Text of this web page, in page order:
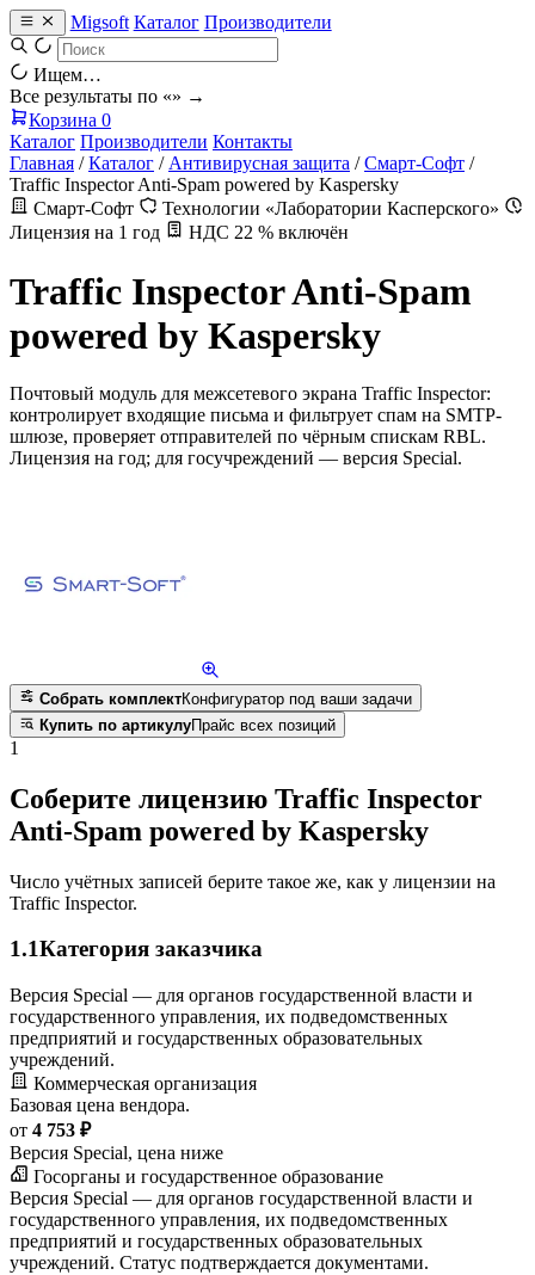
Migsoft Каталог Производители
Ищем…
Все результаты по «» →
Корзина 0
Каталог Производители Контакты
Главная / Каталог / Антивирусная защита / Смарт-Софт /
Traffic Inspector Anti-Spam powered by Kaspersky
Смарт-Софт
Технологии «Лаборатории Касперского»
Лицензия на 1 год
НДС 22 % включён
Traffic Inspector Anti-Spam
powered by Kaspersky
Почтовый модуль для межсетевого экрана Traffic Inspector:
контролирует входящие письма и фильтрует спам на SMTP-
шлюзе, проверяет отправителей по чёрным спискам RBL.
Лицензия на год; для госучреждений — версия Special.
Собрать комплектКонфигуратор под ваши задачи
Купить по артикулуПрайс всех позиций
1
Соберите лицензию Traffic Inspector
Anti-Spam powered by Kaspersky
Число учётных записей берите такое же, как у лицензии на
Traffic Inspector.
1.1Категория заказчика
Версия Special — для органов государственной власти и
государственного управления, их подведомственных
предприятий и государственных образовательных
учреждений.
Коммерческая организация
Базовая цена вендора.
от 4 753 ₽
Версия Special, цена ниже
Госорганы и государственное образование
Версия Special — для органов государственной власти и
государственного управления, их подведомственных
предприятий и государственных образовательных
учреждений. Статус подтверждается документами.